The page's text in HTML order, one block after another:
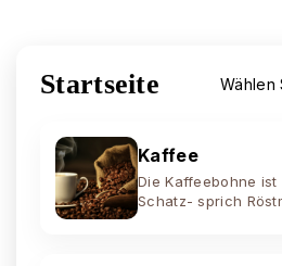
Startseite Wählen
Kaffee
Die Kaffeebohne
Schatz- sprich